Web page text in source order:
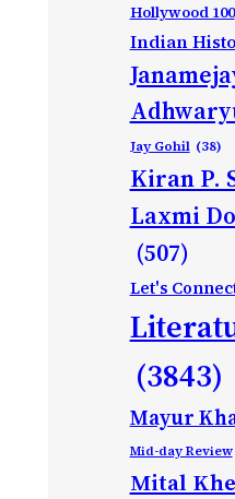
Hollywood 100
Indian
Jay Gohil (38)
Kiran P.
Laxmi
(507)
Let's
(3843)
Mayur
Mid-day Review
Mital